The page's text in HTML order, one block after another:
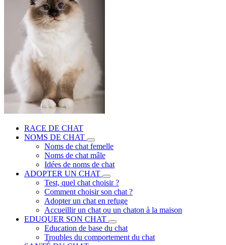
RACE DE CHAT
NOMS DE CHAT
Noms de chat femelle
Noms de chat mâle
Idées de noms de chat
ADOPTER UN CHAT
Test, quel chat choisir ?
Comment choisir son chat ?
Adopter un chat en refuge
Accueillir un chat ou un chaton à la maison
EDUQUER SON CHAT
Education de base du chat
Troubles du comportement du chat